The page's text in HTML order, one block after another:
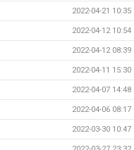
2022-04-21 10:35
2022-04-12 10:54
2022-04-12 08:39
2022-04-11 15:30
2022-04-07 14:48
2022-04-06 08:17
2022-03-30 10:47